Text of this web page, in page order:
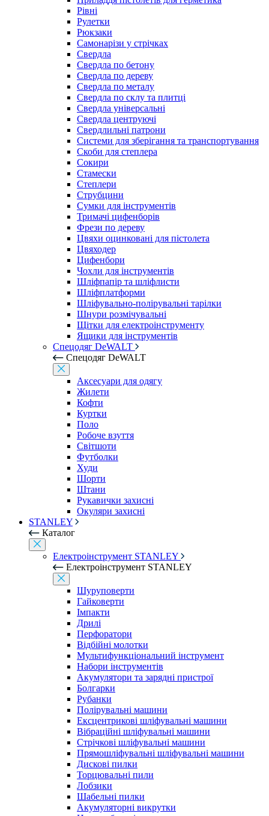
Рівні
Рулетки
Рюкзаки
Самонарізи у стрічках
Свердла
Свердла по бетону
Свердла по дереву
Свердла по металу
Свердла по склу та плитці
Свердла універсальні
Свердла центруючі
Свердлильні патрони
Системи для зберігання та транспортування
Скоби для степлера
Сокири
Стамески
Степлери
Струбцини
Сумки для інструментів
Тримачі цифенборів
Фрези по дереву
Цвяхи оцинковані для пістолета
Цвяходер
Цифенбори
Чохли для інструментів
Шліфпапір та шліфлисти
Шліфплатформи
Шліфувально-полірувальні тарілки
Шнури розмічувальні
Щітки для електроінструменту
Ящики для інструментів
Спецодяг DeWALT
Спецодяг DeWALT
Аксесуари для одягу
Жилети
Кофти
Куртки
Поло
Робоче взуття
Світшоти
Футболки
Худи
Шорти
Штани
Рукавички захисні
Окуляри захисні
STANLEY
Каталог
Електроінструмент STANLEY
Електроінструмент STANLEY
Шуруповерти
Гайковерти
Імпакти
Дрилі
Перфоратори
Відбійні молотки
Мультифункціональний інструмент
Набори інструментів
Акумулятори та зарядні пристрої
Болгарки
Рубанки
Полірувальні машини
Ексцентрикові шліфувальні машини
Вібраційні шліфувальні машини
Стрічкові шліфувальні машини
Прямошліфувальні шліфувальні машини
Дискові пилки
Торцювальні пили
Лобзики
Шабельні пилки
Акумуляторні викрутки